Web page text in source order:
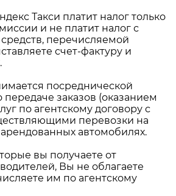
Такси платит налог только
и не платит налог с
перечисляемой
счет-фактуру и
посреднической
передаче заказов (оказанием
по агентскому договору с
перевозки на
автомобилях.
вы получаете от
Вы не облагаете
им по агентскому